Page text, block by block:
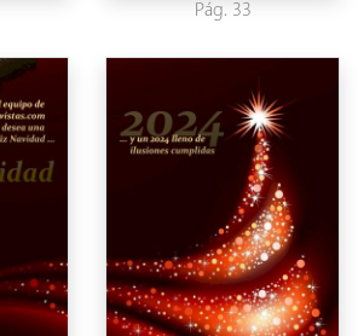
Pág. 33